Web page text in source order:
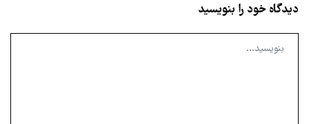
دیدگاه خود را بنویسید